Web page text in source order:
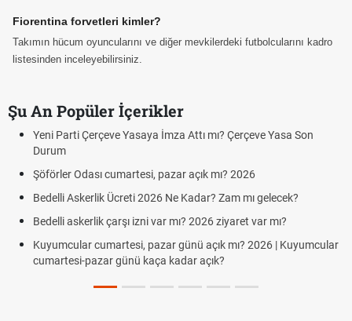
Fiorentina forvetleri kimler?
Takımın hücum oyuncularını ve diğer mevkilerdeki futbolcularını kadro
listesinden inceleyebilirsiniz.
Şu An Popüler İçerikler
Çerçeve Yasa Son
2026
mı gelecek?
var mı?
mı? 2026 | Kuyumcular
Hafta Sonları Yıllık İzinden Sayılır mı?
Aras Kargo Cumartesi-pazar açık mı?
Cumartesi çalışma saatleri!
Hazırlık Maçı ve Dostluk Maçı Nedir?
Süper Lig Kaç Hafta ve Toplam Kaç Maç
Türkiye'de Transfer Dönemi Ne Zaman